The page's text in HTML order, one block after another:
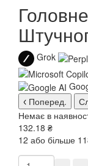
Grok
Поперед.
Немає в
132.18 ₴
12 або більше